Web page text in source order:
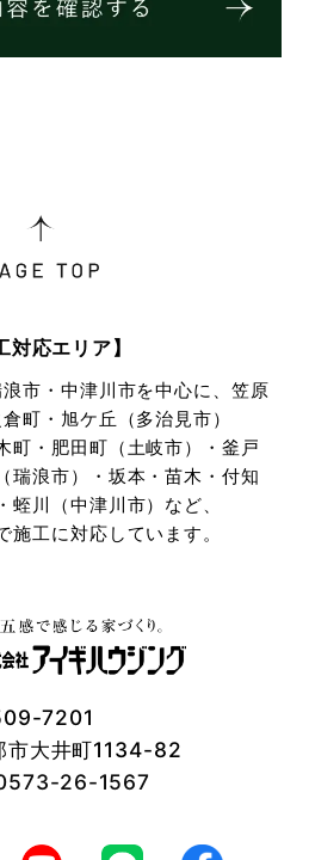
報の収集方法）
レス，銀行口座番号，クレジット
ザーと提携先などとの間でなされ
む取引記録や，決済に関する情報
元，広告主，広告配信先などを含
いいます。）などから収集するこ
，利用したサービスやソフトウエ
ます），IPアドレス，クッキー情
識別情報などの履歴情報および特
や提携先のサービスを利用しまた
集します。
・利用する目的）
対応エリア】
市・中津川市を中心に、笠原
町・旭ケ丘（多治見市）
町・肥田町（土岐市）・釜戸
瑞浪市）・坂本・苗木・付知
蛭川（中津川市）など、
施工に対応しています。
7201
市大井町1134-82
26-1567